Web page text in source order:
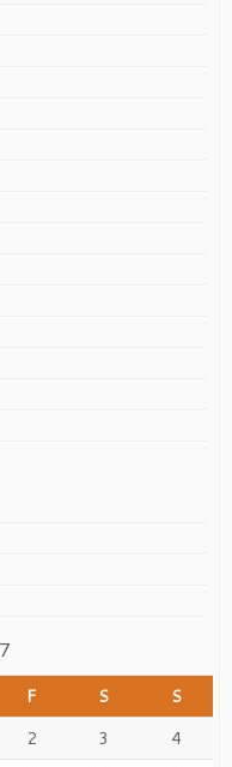
F S
S
2 3
4